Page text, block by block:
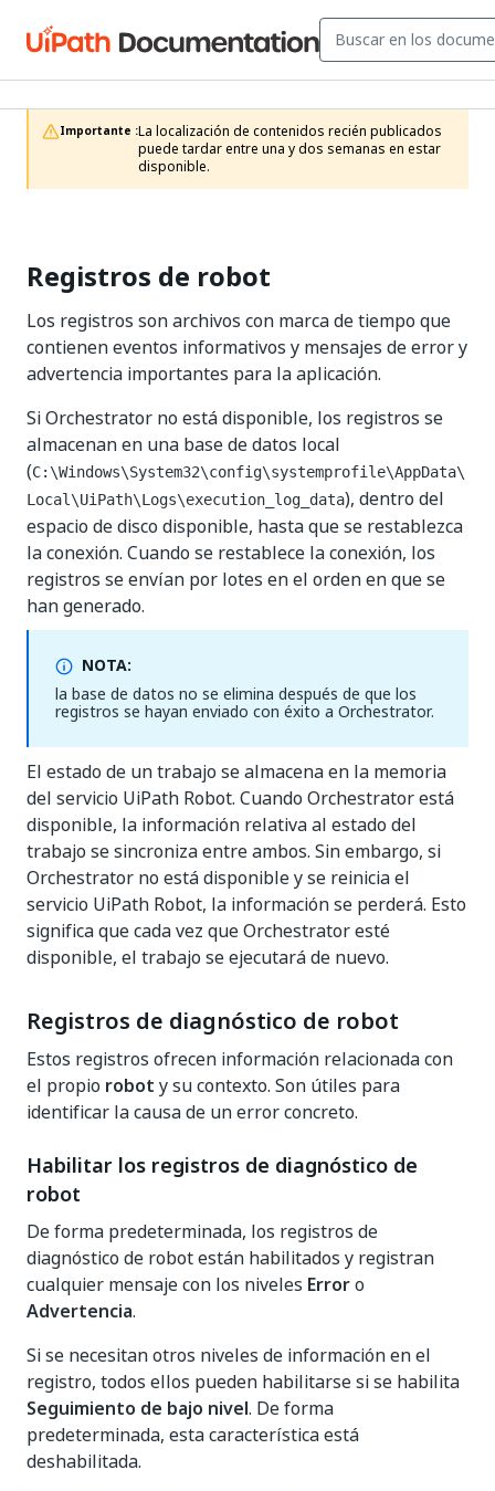
Importante :La localización de contenidos recién publicados
puede tardar entre una y dos semanas en estar
disponible.
Registros de robot
Los registros son archivos con marca de tiempo que
contienen eventos informativos y mensajes de error y
advertencia importantes para la aplicación.
Si Orchestrator no está disponible, los registros se
almacenan en una base de datos local
(C:\Windows\System32\config\systemprofile\AppData\
Local\UiPath\Logs\execution_log_data), dentro del
espacio de disco disponible, hasta que se restablezca
la conexión. Cuando se restablece la conexión, los
registros se envían por lotes en el orden en que se
han generado.
NOTA:
la base de datos no se elimina después de que los
registros se hayan enviado con éxito a Orchestrator.
El estado de un trabajo se almacena en la memoria
del servicio UiPath Robot. Cuando Orchestrator está
disponible, la información relativa al estado del
trabajo se sincroniza entre ambos. Sin embargo, si
Orchestrator no está disponible y se reinicia el
servicio UiPath Robot, la información se perderá. Esto
significa que cada vez que Orchestrator esté
disponible, el trabajo se ejecutará de nuevo.
Registros de diagnóstico de robot
Estos registros ofrecen información relacionada con
el propio robot y su contexto. Son útiles para
identificar la causa de un error concreto.
Habilitar los registros de diagnóstico de
robot
De forma predeterminada, los registros de
diagnóstico de robot están habilitados y registran
cualquier mensaje con los niveles Erroro
Advertencia.
Si se necesitan otros niveles de información en el
registro, todos ellos pueden habilitarse si se habilita
Seguimiento de bajo nivel. De forma
predeterminada, esta característica está
deshabilitada.